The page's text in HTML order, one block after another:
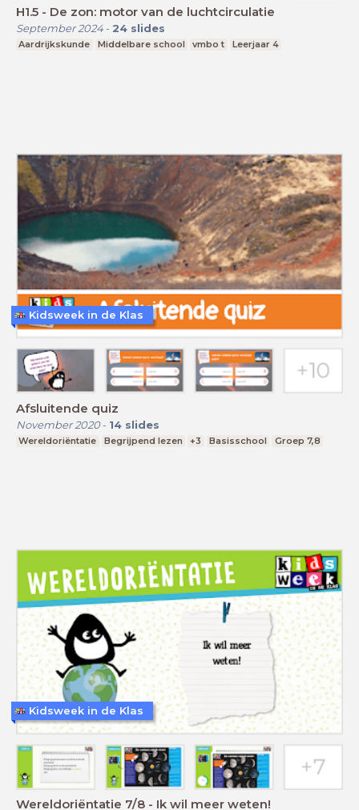
H1.5 - De zon: motor van de luchtcirculatie
September 2024- 24 slides
Aardrijkskunde Middelbare school vmbo t Leerjaar 4
Afsluitende quiz
November 2020- 14 slides
Wereldoriëntatie Begrijpend lezen +3 Basisschool Groep 7,8
Kidsweek in de Klas
Wereldoriëntatie 7/8 - Ik wil meer weten!
Kidsweek in de Klas